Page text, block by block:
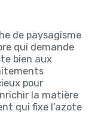
de paysagisme
qui demande
bien aux
pour
la matière
qui fixe l’azote